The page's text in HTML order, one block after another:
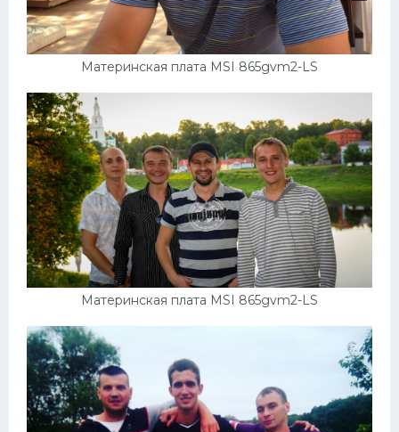
Материнская плата MSI 865gvm2-LS
Материнская плата MSI 865gvm2-LS